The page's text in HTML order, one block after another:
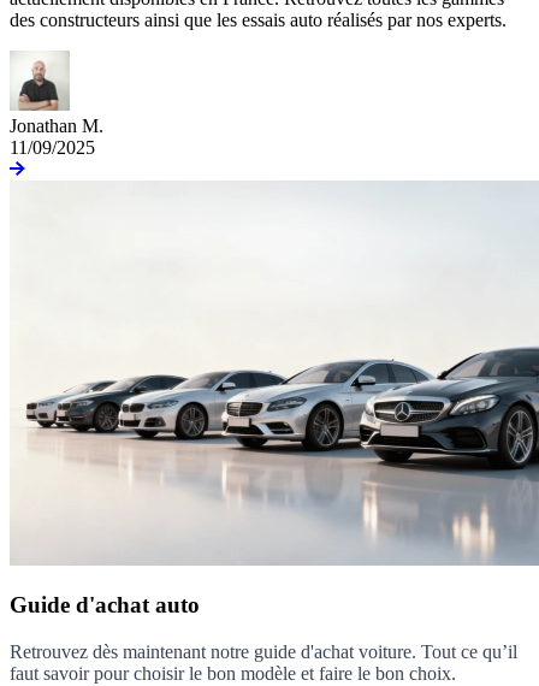
des constructeurs ainsi que les essais auto réalisés par nos experts.
Jonathan M.
11/09/2025
Guide d'achat auto
Retrouvez dès maintenant notre guide d'achat voiture. Tout ce qu’il
faut savoir pour choisir le bon modèle et faire le bon choix.